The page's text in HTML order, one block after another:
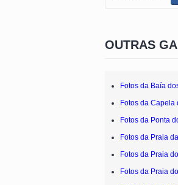
OUTRAS
Fotos da Baía
Fotos da Capela
Fotos da Ponta
Fotos da Praia
Fotos da Praia
Fotos da Praia